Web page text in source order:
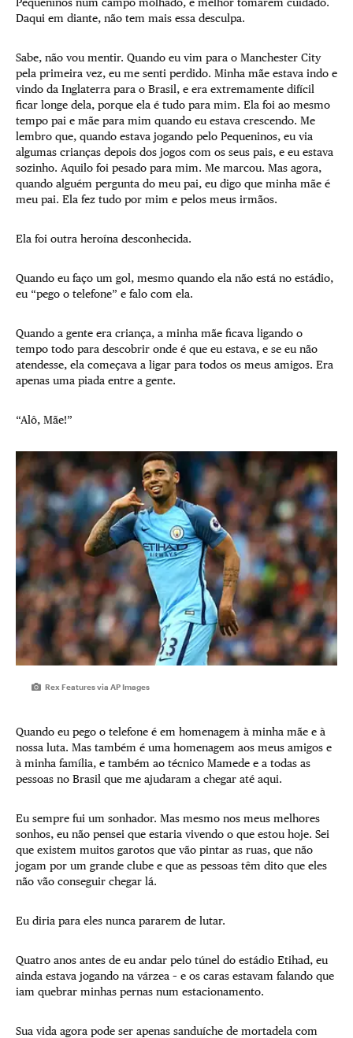
Daqui em diante, não tem mais essa desculpa.
Sabe, não vou mentir. Quando eu vim para o Manchester City
pela primeira vez, eu me senti perdido. Minha mãe estava indo e
vindo da Inglaterra para o Brasil, e era extremamente difícil
ficar longe dela, porque ela é tudo para mim. Ela foi ao mesmo
tempo pai e mãe para mim quando eu estava crescendo. Me
lembro que, quando estava jogando pelo Pequeninos, eu via
algumas crianças depois dos jogos com os seus pais, e eu estava
sozinho. Aquilo foi pesado para mim. Me marcou. Mas agora,
quando alguém pergunta do meu pai, eu digo que minha mãe é
meu pai. Ela fez tudo por mim e pelos meus irmãos.
Ela foi outra heroína desconhecida.
Quando eu faço um gol, mesmo quando ela não está no estádio,
eu “pego o telefone” e falo com ela.
Quando a gente era criança, a minha mãe ficava ligando o
tempo todo para descobrir onde é que eu estava, e se eu não
atendesse, ela começava a ligar para todos os meus amigos. Era
apenas uma piada entre a gente.
“Alô, Mãe!”
Rex Features via AP Images
Quando eu pego o telefone é em homenagem à minha mãe e à
nossa luta. Mas também é uma homenagem aos meus amigos e
à minha família, e também ao técnico Mamede e a todas as
pessoas no Brasil que me ajudaram a chegar até aqui.
Eu sempre fui um sonhador. Mas mesmo nos meus melhores
sonhos, eu não pensei que estaria vivendo o que estou hoje. Sei
que existem muitos garotos que vão pintar as ruas, que não
jogam por um grande clube e que as pessoas têm dito que eles
não vão conseguir chegar lá.
Eu diria para eles nunca pararem de lutar.
Quatro anos antes de eu andar pelo túnel do estádio Etihad, eu
ainda estava jogando na várzea – e os caras estavam falando que
iam quebrar minhas pernas num estacionamento.
Sua vida agora pode ser apenas sanduíche de mortadela com